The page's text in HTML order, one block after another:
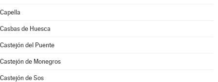
Capella
Casbas de Huesca
Castejón del Puente
Castejón de Monegros
Castejón de Sos